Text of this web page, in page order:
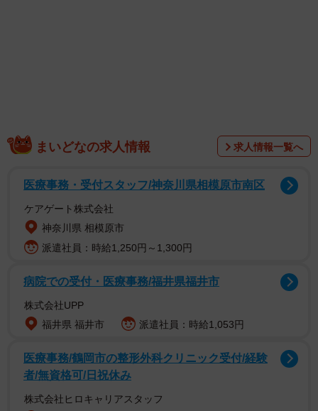
X（旧Twitter）でこの出来事を投稿したのは、飼い主の
「赤柴こはる 岡山生まれおっさん育ち」さん
（@pom_dawacan） 。投稿には、「確かに後ろから見た
ら心配になる」といった共感の声が多数寄せられていま
す。
1日6キロの元気娘 でも“抱っこ”はお約束
こはるちゃんは、毎日朝と夕方合わせて約6キロのお散歩を
欠かさない元気な柴犬。ただ、疲れて帰ってくると「抱っ
こ〜」のサインを出してくるのが日課だそうです。
今回は、車で広い公園へ出かけた帰り道。駐車場から自宅
までの約100メートルだけを、こはるちゃんと飼い主さん
が“お約束の抱っこ”で帰宅する最中の一幕でした。
まいどなの求人情報 求人情報一覧へ
医療事務・受付スタッフ/神奈川県相模原市南区
ケアゲート株式会社
神奈川県 相模原市
派遣社員：時給1,250円～1,300円
病院での受付・医療事務/福井県福井市
株式会社UPP
福井県 福井市
派遣社員：時給1,053円
医療事務/鶴岡市の整形外科クリニック受付/経験
者/無資格可/日祝休み
株式会社ヒロキャリアスタッフ